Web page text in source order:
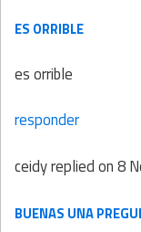
ES ORRIBLE
es orrible
responder
ceidyreplied on8
BUENAS UNA